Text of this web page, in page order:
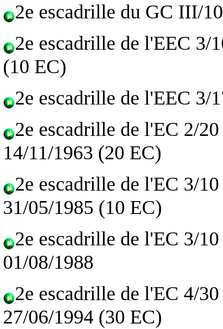
2e escadrille du GC III/
2e escadrille de l'EEC 3/
(10 EC)
2e escadrille de l'EEC 3/
2e escadrille de l'EC 2/
14/11/1963 (20 EC)
2e escadrille de l'EC 3/
31/05/1985 (10 EC)
2e escadrille de l'EC 3/
01/08/1988
2e escadrille de l'EC 4/
27/06/1994 (30 EC)